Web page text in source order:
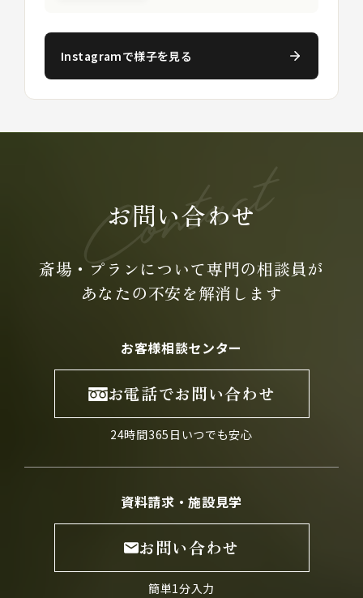
Instagramで様子を見る
お問い合わせ
斎場・プランについて専門の相談員が
あなたの不安を解消します
お客様相談センター
お電話でお問い合わせ
24時間365日いつでも安心
資料請求・施設見学
お問い合わせ
簡単1分入力